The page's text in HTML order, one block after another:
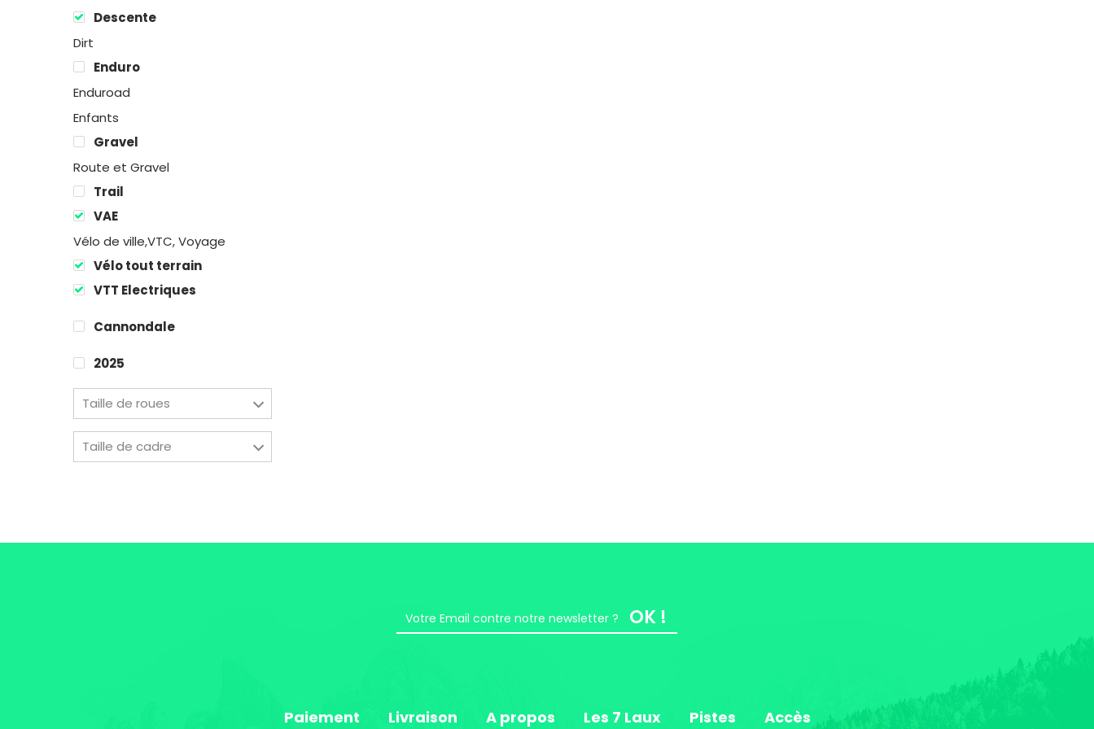
Descente
Dirt
Enduro
Enduroad
Enfants
Gravel
Route et Gravel
Trail
VAE
Vélo de ville,VTC, Voyage
Vélo tout terrain
VTT Electriques
Cannondale
2025
Taille de roues
Taille de cadre
OK !
Paiement Livraison A propos Les 7 Laux Pistes Accès